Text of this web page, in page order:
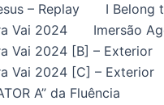
– Replay
I Belong
Vai 2024
Imersão
Vai 2024 [B] – Exterior
Vai 2024 [C] – Exterior
A” da Fluência